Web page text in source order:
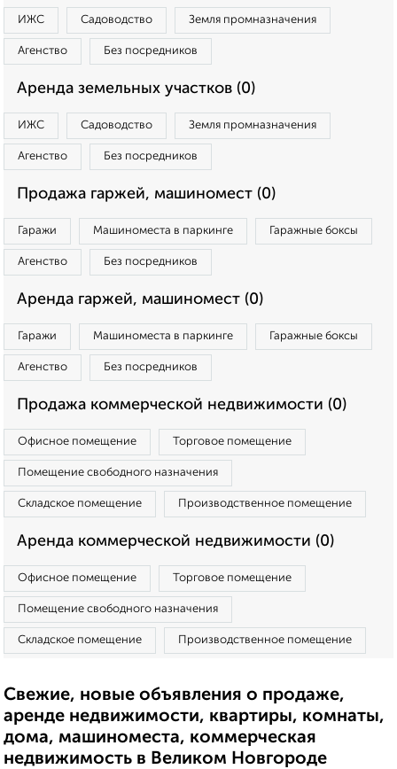
ИЖС Садоводство Земля промназначения
Агенство Без посредников
Аренда земельных участков (0)
ИЖС Садоводство Земля промназначения
Агенство Без посредников
Продажа гаржей, машиномест (0)
Гаражи Машиноместа в паркинге Гаражные боксы
Агенство Без посредников
Аренда гаржей, машиномест (0)
Гаражи Машиноместа в паркинге Гаражные боксы
Агенство Без посредников
Продажа коммерческой недвижимости (0)
Офисное помещение Торговое помещение
Помещение свободного назначения
Складское помещение Производственное помещение
Аренда коммерческой недвижимости (0)
Офисное помещение Торговое помещение
Помещение свободного назначения
Складское помещение Производственное помещение
Свежие, новые объявления о продаже,
аренде недвижимости, квартиры, комнаты,
дома, машиноместа, коммерческая
недвижимость в Великом Новгороде